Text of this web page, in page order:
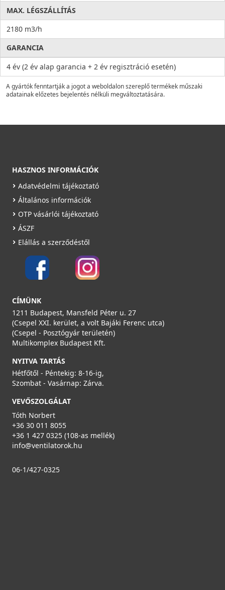
MAX. LÉGSZÁLLÍTÁS
2180 m3/h
GARANCIA
4 év (2 év alap garancia + 2 év regisztráció esetén)
A gyártók fenntartják a jogot a weboldalon szereplő termékek műszaki
adatainak előzetes bejelentés nélküli megváltoztatására.
HASZNOS INFORMÁCIÓK
Adatvédelmi tájékoztató
Általános információk
OTP vásárlói tájékoztató
ÁSZF
Elállás a szerződéstől
CÍMÜNK
1211 Budapest, Mansfeld Péter u. 27
(Csepel XXI. kerület, a volt Bajáki Ferenc utca)
(Csepel - Posztógyár területén)
Multikomplex Budapest Kft.
NYITVA TARTÁS
Hétfőtől - Péntekig: 8-16-ig,
Szombat - Vasárnap: Zárva.
VEVŐSZOLGÁLAT
Tóth Norbert
+36 30 011 8055
+36 1 427 0325 (108-as mellék)
info@ventilatorok.hu
06-1/427-0325